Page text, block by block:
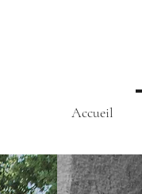
Accueil